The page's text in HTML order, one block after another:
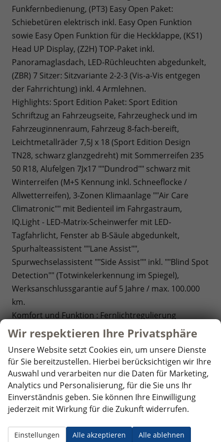
Funkfernbedienung, (PT3) Easy Open Paket:
Schiebetüren elektrisch inkl. Easy Open Funktion
sowie Easy Open Funktion für die Heckklappe, (KS1)
Head UP Display, (Z2H) TOP-Paket inkl.
Panoramaglasdach, LED-Rüchleuchten abgedunkelt,
(ZBR) 7 Sitzer: Sitzvariante 2-2-3 (Vis-a-Vis entgegen
der Fahrrichtung) inkl. 4 Armlehnen.
Highlights: Sport Edition Paket: Sport Edition
Schriftzug an Fahrzeugseite, Fahrzeugheck und im
Fahrzeuginnenraum, Fahrzeug 8-fach-bereift,
Leichtmetallräder 7,5J x 18 (Sport Edition Design
TN28, schwarz glanzgedreht) mit Sommerreifen 235
50 R18, Alufelgen 7Jx17 ""Dundrod"" schwarz mit
Winterreifen (M+S Kennung inkl. Schneeflocke /
Allwetterreifen), 3-Zonen Klimaanlage ""Air Care
Climatronic"" mit Bedienteil im Fahrgastraum,
IQ.Light - LED-Matrix-Scheinwerfer mit LED-
Tagfahrlicht, Fenster ab B-Säule abgedunkelt,
Spurhalteassistent ""Lane Assist"",
Spurwechselassistent ""Side Assist"" inkl. ""Blind Spot
Detection"" (Totwinkelerkennung im Spiegel),
Werksanschlussgarantie auf 5 Jahre / max. 100.000
km.
Komfort und Funktion : Fernlichtregulierung
""Dynamic Light Assist"", Innenspiegel automatisch
abblendbar, Regensensor, ""Coming Home"" und
""Leaving Home""-Funktion,
Multifunktionslederlenkrad mit Schaltwippen,
Schiebtüren links und rechts, Höhenverstellbare
Vordersitze,
Optik: Außenspiegelgehäuse und Scheinwerferleiste
Teppichboden, Dekoreinlagen ""Scale Light Grey"",
Wir respektieren Ihre Privatsphäre
Unsere Website setzt Cookies ein, um unsere Dienste
für Sie bereitzustellen. Hierbei berücksichtigen wir Ihre
Auswahl und verarbeiten nur die Daten für Marketing,
Analytics und Personalisierung, für die Sie uns Ihr
Einverständnis geben. Sie können Ihre Einwilligung
jederzeit mit Wirkung für die Zukunft widerrufen.
Alle akzeptieren Alle ablehnen
Einstellungen